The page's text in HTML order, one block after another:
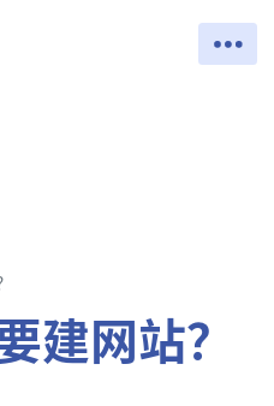
建网站？